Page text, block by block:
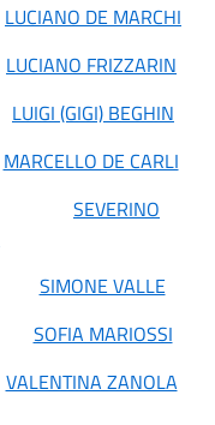
LUCIANO DE MARCHI
LUCIANO FRIZZARIN
LUIGI (GIGI) BEGHIN
MARCELLO DE CARLI
SEVERINO
SIMONE VALLE
SOFIA MARIOSSI
VALENTINA ZANOLA